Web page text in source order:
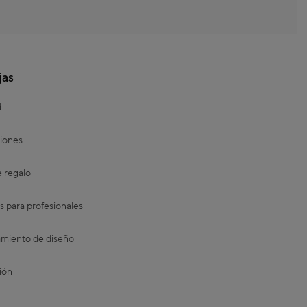
regalo
para profesionales
de diseño